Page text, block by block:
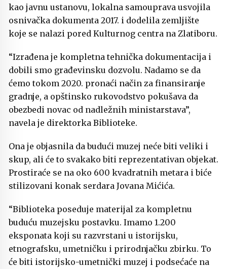
kao javnu ustanovu, lokalna samouprava usvojila
osnivačka dokumenta 2017. i dodelila zemljište
koje se nalazi pored Kulturnog centra na Zlatiboru.
“Izrađena je kompletna tehnička dokumentacija i
dobili smo građevinsku dozvolu. Nadamo se da
ćemo tokom 2020. pronaći način za finansiranje
gradnje, a opštinsko rukovodstvo pokušava da
obezbedi novac od nadležnih ministarstava”,
navela je direktorka Biblioteke.
Ona je objasnila da budući muzej neće biti veliki i
skup, ali će to svakako biti reprezentativan objekat.
Prostiraće se na oko 600 kvadratnih metara i biće
stilizovani konak serdara Jovana Mićića.
“Biblioteka poseduje materijal za kompletnu
buduću muzejsku postavku. Imamo 1.200
eksponata koji su razvrstani u istorijsku,
etnografsku, umetničku i prirodnjačku zbirku. To
će biti istorijsko-umetnički muzej i podsećaće na